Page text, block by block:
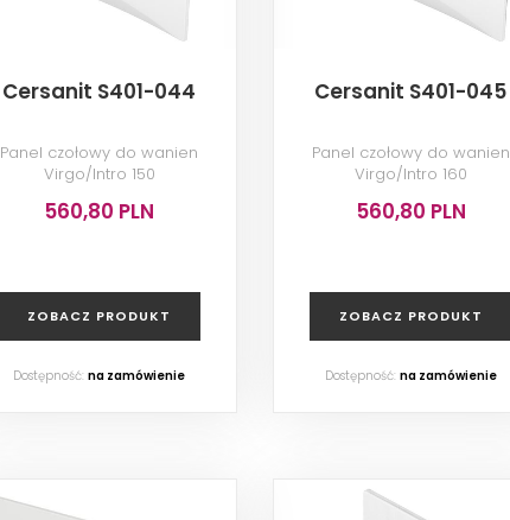
Cersanit S401-044
Panel czołowy do wanien
Virgo/Intro 150
560,80 PLN
ZOBACZ PRODUKT
Dostępność:na zamówienie
Cersanit S401-045
Panel czołowy do wanien
Virgo/Intro 160
560,80 PLN
ZOBACZ PRODUKT
Dostępność: na zamówienie